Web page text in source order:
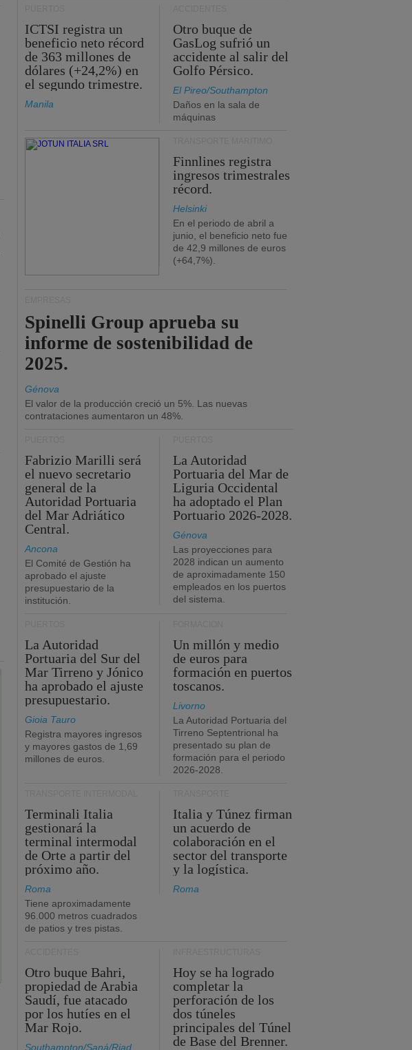
ICTSI registra un
beneficio neto récord
de 363 millones de
dólares (+24,2%) en
el segundo trimestre.
Manila
Otro buque de
GasLog sufrió un
accidente al salir del
Golfo Pérsico.
El Pireo/Southampton
Daños en la sala de
máquinas
Finnlines registra
ingresos trimestrales
récord.
Helsinki
En el periodo de abril a
junio, el beneficio neto fue
de 42,9 millones de euros
(+64,7%).
Spinelli Group aprueba su
informe de sostenibilidad de
2025.
Génova
El valor de la producción creció un 5%. Las nuevas
contrataciones aumentaron un 48%.
Fabrizio Marilli será
el nuevo secretario
general de la
Autoridad Portuaria
del Mar Adriático
Central.
Ancona
El Comité de Gestión ha
aprobado el ajuste
presupuestario de la
institución.
La Autoridad
Portuaria del Mar de
Liguria Occidental
ha adoptado el Plan
Portuario 2026-2028.
Génova
Las proyecciones para
2028 indican un aumento
de aproximadamente 150
empleados en los puertos
del sistema.
La Autoridad
Portuaria del Sur del
Mar Tirreno y Jónico
ha aprobado el ajuste
presupuestario.
Gioia Tauro
Registra mayores ingresos
y mayores gastos de 1,69
millones de euros.
Un millón y medio
de euros para
formación en puertos
toscanos.
Livorno
La Autoridad Portuaria del
Tirreno Septentrional ha
presentado su plan de
formación para el periodo
2026-2028.
Terminali Italia
gestionará la
terminal intermodal
de Orte a partir del
próximo año.
Roma
Tiene aproximadamente
96.000 metros cuadrados
de patios y tres pistas.
Italia y Túnez firman
un acuerdo de
colaboración en el
sector del transporte
y la logística.
Roma
Otro buque Bahri,
propiedad de Arabia
Saudí, fue atacado
por los hutíes en el
Mar Rojo.
Southampton/Saná/Riad
Hoy se ha logrado
completar la
perforación de los
dos túneles
principales del Túnel
de Base del Brenner.